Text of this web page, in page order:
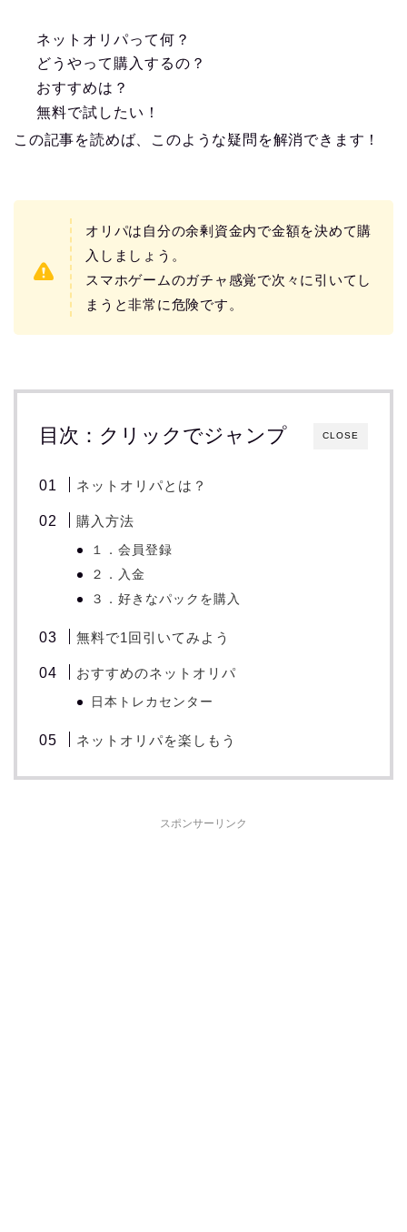
ネットオリパって何？
どうやって購入するの？
おすすめは？
無料で試したい！
この記事を読めば、このような疑問を解消できます！
オリパは自分の余剰資金内で金額を決めて購
入しましょう。
スマホゲームのガチャ感覚で次々に引いてし
まうと非常に危険です。
CLOSE
目次：クリックでジャンプ
ネットオリパとは？
購入方法
１．会員登録
２．入金
３．好きなパックを購入
無料で1回引いてみよう
おすすめのネットオリパ
日本トレカセンター
ネットオリパを楽しもう
スポンサーリンク